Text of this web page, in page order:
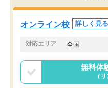
オンラインツールを使用し
共有があり宿題もそちらで
でした。
言う事で講師変更の申し出
まりに短期での変更だった
う事にして退会しました。
オンライン校 詳しく見る
対応エリア 全国
無料体
（